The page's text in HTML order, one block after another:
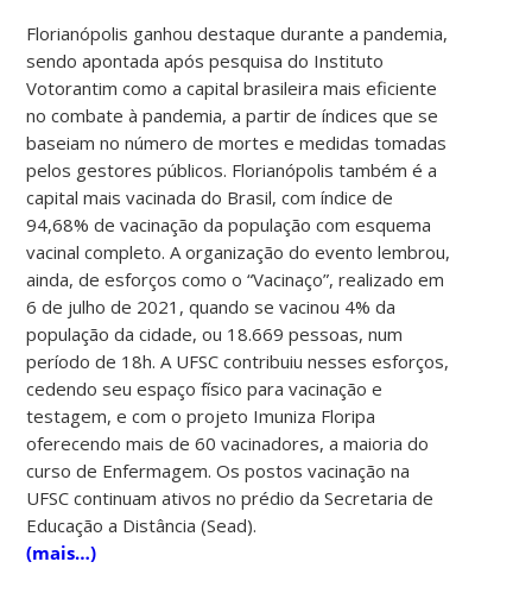
Florianópolis ganhou destaque durante a pandemia,
sendo apontada após pesquisa do Instituto
Votorantim como a capital brasileira mais eficiente
no combate à pandemia, a partir de índices que se
baseiam no número de mortes e medidas tomadas
pelos gestores públicos. Florianópolis também é a
capital mais vacinada do Brasil, com índice de
94,68% de vacinação da população com esquema
vacinal completo. A organização do evento lembrou,
ainda, de esforços como o “Vacinaço”, realizado em
6 de julho de 2021, quando se vacinou 4% da
população da cidade, ou 18.669 pessoas, num
período de 18h. A UFSC contribuiu nesses esforços,
cedendo seu espaço físico para vacinação e
testagem, e com o projeto Imuniza Floripa
oferecendo mais de 60 vacinadores, a maioria do
curso de Enfermagem. Os postos vacinação na
UFSC continuam ativos no prédio da Secretaria de
Educação a Distância (Sead).
(mais…)